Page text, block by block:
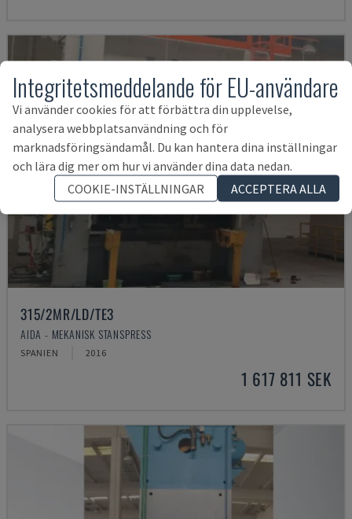
315/2MR/LD/TE3
AIDA - MEKANISK STANSPRESS
SPANIEN 2016
1 617 811 SEK
Integritetsmeddelande för EU-användare
Vi använder cookies för att förbättra din upplevelse,
analysera webbplatsanvändning och för
marknadsföringsändamål. Du kan hantera dina inställningar
och lära dig mer om hur vi använder dina data nedan.
COOKIE-INSTÄLLNINGAR
ACCEPTERA ALLA